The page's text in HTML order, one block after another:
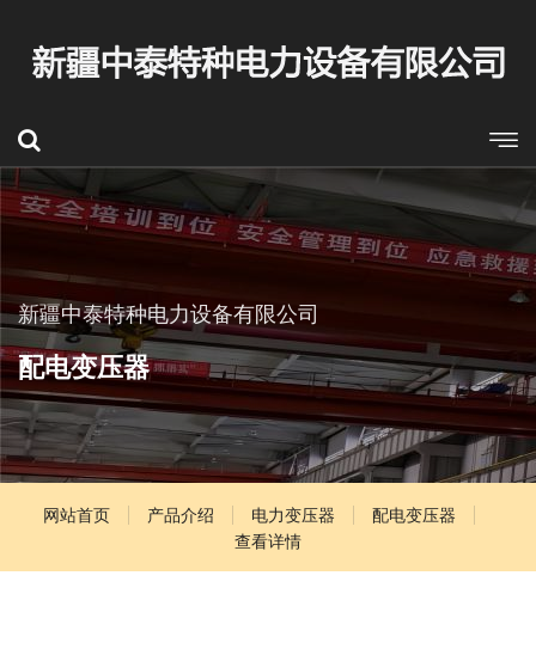
新疆中泰特种电力设备有限公司
配电变压器
网站首页 产品介绍 电力变压器
配电变压器
查看详情